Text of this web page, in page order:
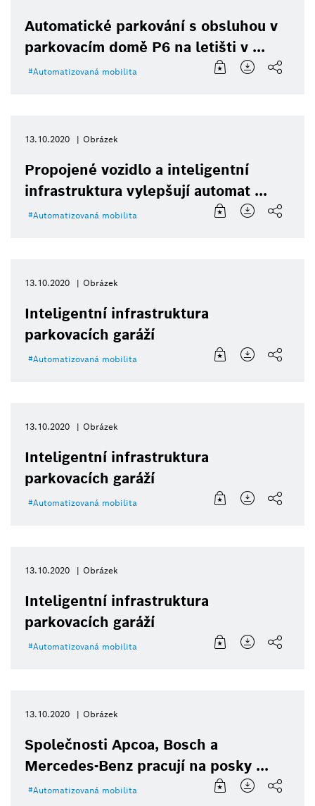
Automatické parkování s obsluhou v
parkovacím domě P6 na letišti v ...
Automatizovaná mobilita
13.10.2020 Obrázek
Propojené vozidlo a inteligentní
infrastruktura vylepšují automat ...
Automatizovaná mobilita
13.10.2020 Obrázek
Inteligentní infrastruktura
parkovacích garáží
Automatizovaná mobilita
13.10.2020 Obrázek
Inteligentní infrastruktura
parkovacích garáží
Automatizovaná mobilita
13.10.2020 Obrázek
Inteligentní infrastruktura
parkovacích garáží
Automatizovaná mobilita
13.10.2020 Obrázek
Společnosti Apcoa, Bosch a
Mercedes-Benz pracují na posky ...
Automatizovaná mobilita